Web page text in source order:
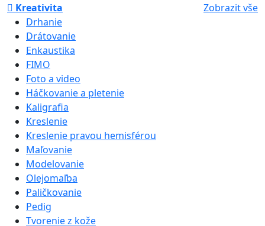
Kreativita
Zobrazit vše
Drhanie
Drátovanie
Enkaustika
FIMO
Foto a video
Háčkovanie a pletenie
Kaligrafia
Kreslenie
Kreslenie pravou hemisférou
Maľovanie
Modelovanie
Olejomaľba
Paličkovanie
Pedig
Tvorenie z kože